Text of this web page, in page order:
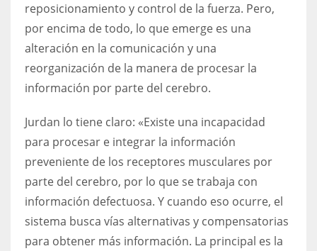
reposicionamiento y control de la fuerza. Pero,
por encima de todo, lo que emerge es una
alteración en la comunicación y una
reorganización de la manera de procesar la
información por parte del cerebro.
Jurdan lo tiene claro: «Existe una incapacidad
para procesar e integrar la información
preveniente de los receptores musculares por
parte del cerebro, por lo que se trabaja con
información defectuosa. Y cuando eso ocurre, el
sistema busca vías alternativas y compensatorias
para obtener más información. La principal es la